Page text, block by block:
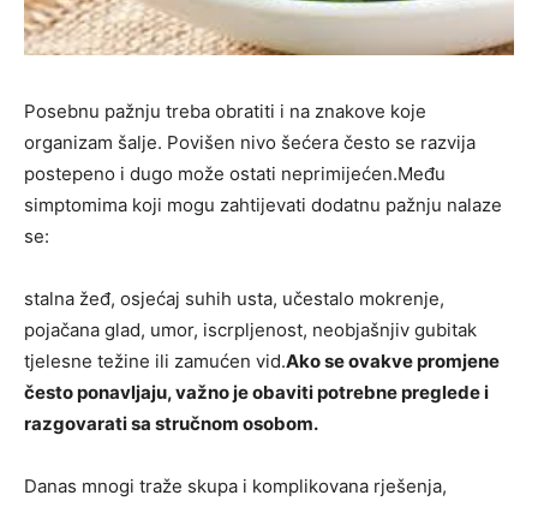
Posebnu pažnju treba obratiti i na znakove koje
organizam šalje. Povišen nivo šećera često se razvija
postepeno i dugo može ostati neprimijećen.Među
simptomima koji mogu zahtijevati dodatnu pažnju nalaze
se:
stalna žeđ, osjećaj suhih usta, učestalo mokrenje,
pojačana glad, umor, iscrpljenost, neobjašnjiv gubitak
tjelesne težine ili zamućen vid.Ako se ovakve promjene
često ponavljaju, važno je obaviti potrebne preglede i
razgovarati sa stručnom osobom.
Danas mnogi traže skupa i komplikovana rješenja,